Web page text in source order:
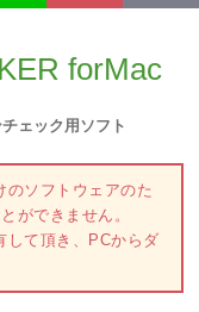
forMac
ェック用ソフト
のソフトウェアのた
ができません。
して頂き、PCからダ